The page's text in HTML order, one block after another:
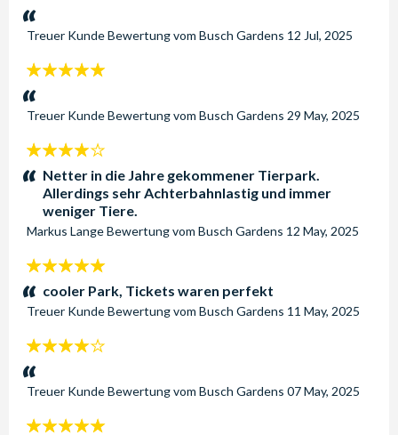
Sterne:
Treuer KundeBewertung vom Busch Gardens 12 Jul, 2025
5
Sterne:
Treuer KundeBewertung vom Busch Gardens 29 May, 2025
4
Sterne:
Netter in die Jahre gekommener Tierpark.
Allerdings sehr Achterbahnlastig und immer
weniger Tiere.
Markus LangeBewertung vom Busch Gardens 12 May, 2025
5
Sterne:cooler Park, Tickets waren perfekt
Treuer KundeBewertung vom Busch Gardens 11 May, 2025
4
Sterne:
Treuer KundeBewertung vom Busch Gardens 07 May, 2025
5